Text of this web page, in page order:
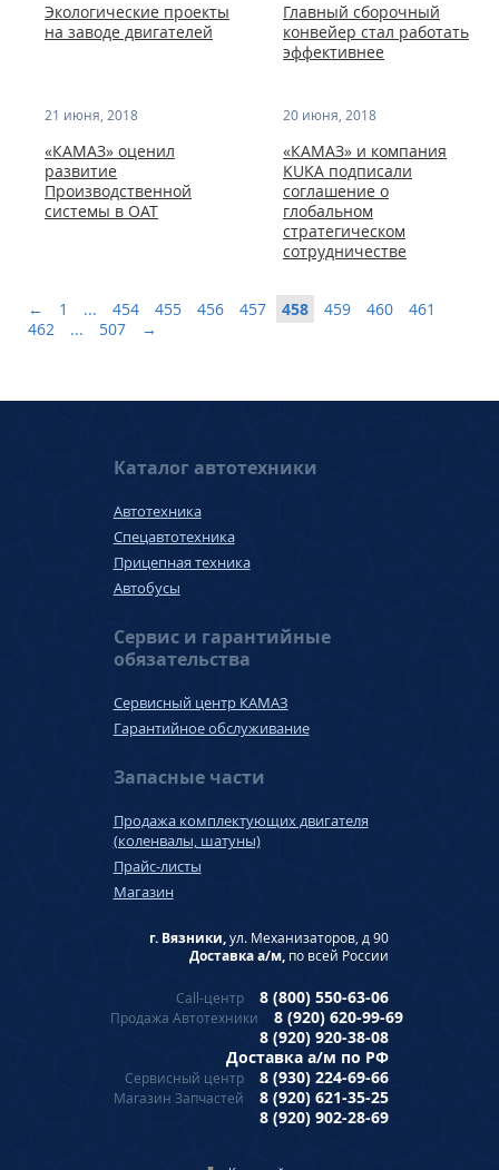
Экологические проекты
на заводе двигателей
Главный сборочный
конвейер стал работать
эффективнее
21 июня, 2018
«КАМАЗ» оценил
развитие
Производственной
системы в ОАТ
20 июня, 2018
«КАМАЗ» и компания
KUKA подписали
соглашение о
глобальном
стратегическом
сотрудничестве
← 1 ... 454 455 456 457 458 459 460
461
462
... 507 →
Каталог автотехники
Автотехника
Спецавтотехника
Прицепная техника
Автобусы
Сервис и гарантийные
обязательства
Сервисный центр КАМАЗ
Гарантийное обслуживание
Запасные части
Продажа комплектующих двигателя
(коленвалы, шатуны)
Прайс-листы
Магазин
г. Вязники,ул. Механизаторов, д 90
Доставка а/м, по всей России
Call-центр 8 (800) 550-63-06
Продажа Автотехники
8 (920) 620-99-69
8 (920) 920-38-08
Доставка а/м по РФ
Сервисный центр 8 (930) 224-69-66
Магазин Запчастей
8 (920) 621-35-25
8 (920) 902-28-69